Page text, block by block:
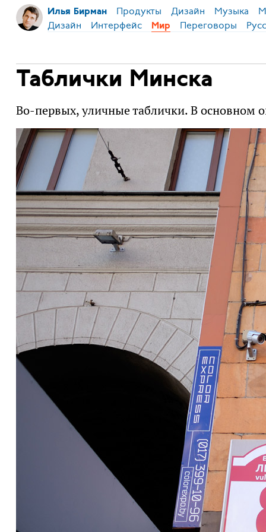
Илья Бирман Продукты Дизайн Музыка
Дизайн
Интерфейс Мир Переговоры
Таблички Минска
Во-первых, уличные таблички. В основном